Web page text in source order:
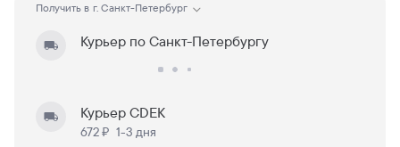
Получить в г. Санкт-Петербург
Курьер по Санкт-Петербургу
Курьер CDEK
672 ₽ 1-3 дня